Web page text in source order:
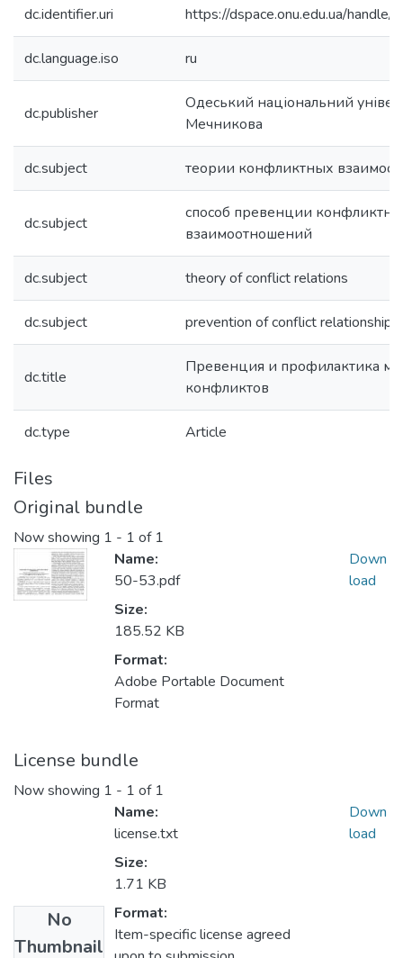
dc.identifier.uri https://dspace.onu.edu.ua/
dc.language.iso ru
dc.publisher
Одеський національний
Мечникова
dc.subject теории конфликтных
dc.subject
способ превенции
взаимоотношений
dc.subject theory of conflict relations
dc.subject prevention of conflict relationships
dc.title
Превенция и профилактика
конфликтов
dc.type Article
Files
Original bundle
Now showing 1 - 1 of 1
Name:
50-53.pdf
Size:
185.52 KB
Format:
Adobe Portable Document
Format
Down
load
License bundle
Now showing 1 - 1 of 1
No
Thumbnail
Name:
license.txt
Size:
1.71 KB
Format:
Item-specific license agreed
Down
load